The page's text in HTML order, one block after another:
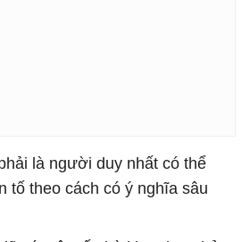
là người duy nhất có thể
tố theo cách có ý nghĩa sâu